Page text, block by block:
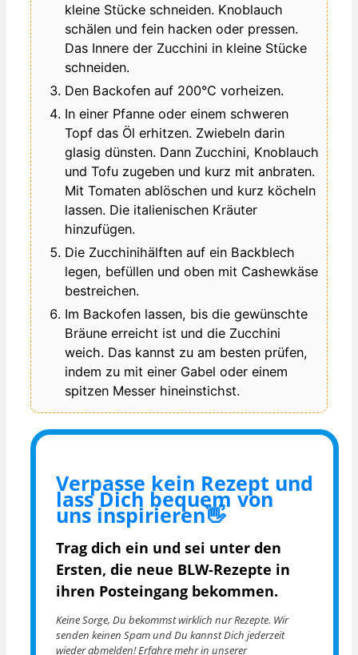
kleine Stücke schneiden. Knoblauch
schälen und fein hacken oder pressen.
Das Innere der Zucchini in kleine Stücke
schneiden.
Den Backofen auf 200°C vorheizen.
In einer Pfanne oder einem schweren
Topf das Öl erhitzen. Zwiebeln darin
glasig dünsten. Dann Zucchini, Knoblauch
und Tofu zugeben und kurz mit anbraten.
Mit Tomaten ablöschen und kurz köcheln
lassen. Die italienischen Kräuter
hinzufügen.
Die Zucchinihälften auf ein Backblech
legen, befüllen und oben mit Cashewkäse
bestreichen.
Im Backofen lassen, bis die gewünschte
Bräune erreicht ist und die Zucchini
weich. Das kannst zu am besten prüfen,
indem zu mit einer Gabel oder einem
spitzen Messer hineinstichst.
Verpasse kein Rezept und
lass Dich bequem von
uns inspirieren👋
Trag dich ein und sei unter den
Ersten, die neue BLW-Rezepte in
ihren Posteingang bekommen.
Keine Sorge, Du bekommst wirklich nur Rezepte. Wir
senden keinen Spam und Du kannst Dich jederzeit
wieder abmelden! Erfahre mehr in unserer